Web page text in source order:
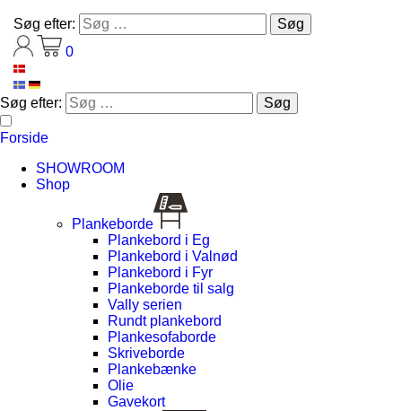
Søg efter:
0
Søg efter:
Forside
SHOWROOM
Shop
Plankeborde
Plankebord i Eg
Plankebord i Valnød
Plankebord i Fyr
Plankeborde til salg
Vally serien
Rundt plankebord
Plankesofaborde
Skriveborde
Plankebænke
Olie
Gavekort